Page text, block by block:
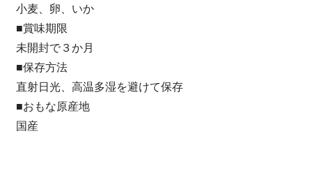
小麦、卵、いか
■賞味期限
未開封で３か月
■保存方法
直射日光、高温多湿を避けて保存
■おもな原産地
国産